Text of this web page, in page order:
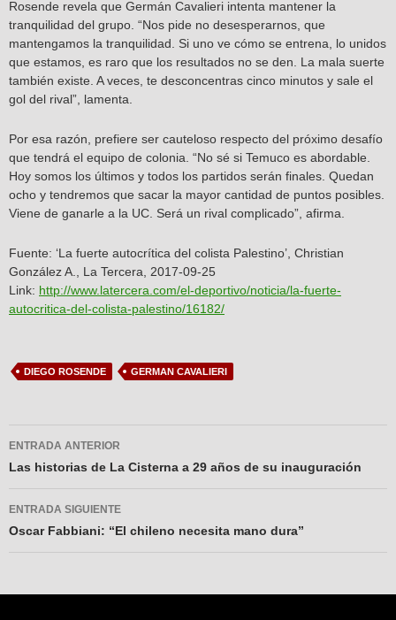
Rosende revela que Germán Cavalieri intenta mantener la
tranquilidad del grupo. “Nos pide no desesperarnos, que
mantengamos la tranquilidad. Si uno ve cómo se entrena, lo unidos
que estamos, es raro que los resultados no se den. La mala suerte
también existe. A veces, te desconcentras cinco minutos y sale el
gol del rival”, lamenta.
Por esa razón, prefiere ser cauteloso respecto del próximo desafío
que tendrá el equipo de colonia. “No sé si Temuco es abordable.
Hoy somos los últimos y todos los partidos serán finales. Quedan
ocho y tendremos que sacar la mayor cantidad de puntos posibles.
Viene de ganarle a la UC. Será un rival complicado”, afirma.
Fuente: ‘La fuerte autocrítica del colista Palestino’, Christian
González A., La Tercera, 2017-09-25
Link: http://www.latercera.com/el-deportivo/noticia/la-fuerte-
autocritica-del-colista-palestino/16182/
DIEGO ROSENDE GERMAN CAVALIERI
Navegador
de
entradas
ENTRADA ANTERIOR
Las historias de La Cisterna a 29 años de su inauguración
ENTRADA SIGUIENTE
Oscar Fabbiani: “El chileno necesita mano dura”